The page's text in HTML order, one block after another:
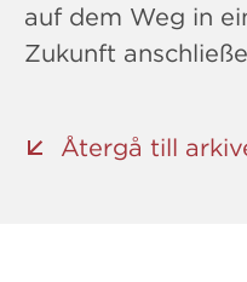
auf dem Weg in
Zukunft
Återgå till